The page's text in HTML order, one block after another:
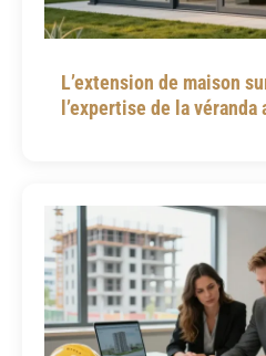
L’extension de maison
l’expertise de la